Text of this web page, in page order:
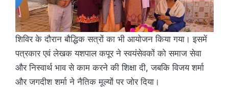
शिविर के दौरान बौद्धिक सत्रों का भी आयोजन किया गया। इसमें
पत्रकार एवं लेखक यशपाल कपूर ने स्वयंसेवकों को समाज सेवा
और निस्वार्थ भाव से काम करने की शिक्षा दी, जबकि विजय शर्मा
और जगदीश शर्मा ने नैतिक मूल्यों पर जोर दिया।